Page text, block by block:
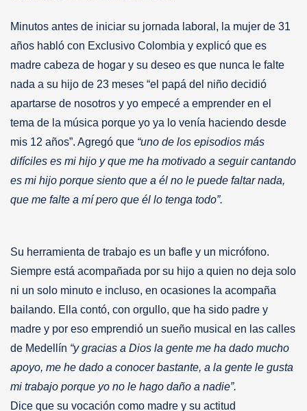
Minutos antes de iniciar su jornada laboral, la mujer de 31
años habló con Exclusivo Colombia y explicó que es
madre cabeza de hogar y su deseo es que nunca le falte
nada a su hijo de 23 meses “el papá del niño decidió
apartarse de nosotros y yo empecé a emprender en el
tema de la música porque yo ya lo venía haciendo desde
mis 12 años”. Agregó que “uno de los episodios más
difíciles es mi hijo y que me ha motivado a seguir cantando
es mi hijo porque siento que a él no le puede faltar nada,
que me falte a mí pero que él lo tenga todo”.
Su herramienta de trabajo es un bafle y un micrófono.
Siempre está acompañada por su hijo a quien no deja solo
ni un solo minuto e incluso, en ocasiones la acompaña
bailando. Ella contó, con orgullo, que ha sido padre y
madre y por eso emprendió un sueño musical en las calles
de Medellín “y gracias a Dios la gente me ha dado mucho
apoyo, me he dado a conocer bastante, a la gente le gusta
mi trabajo porque yo no le hago daño a nadie”.
Dice que su vocación como madre y su actitud